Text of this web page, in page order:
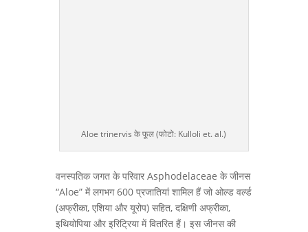
Aloe trinervis के फूल (फोटो: Kulloli et. al.)
वनस्पतिक जगत के परिवार Asphodelaceae के जीनस
“Aloe” में लगभग 600 प्रजातियां शामिल हैं जो ओल्ड वर्ल्ड
(अफ्रीका, एशिया और यूरोप) सहित, दक्षिणी अफ्रीका,
इथियोपिया और इरिट्रिया में वितरित हैं। इस जीनस की